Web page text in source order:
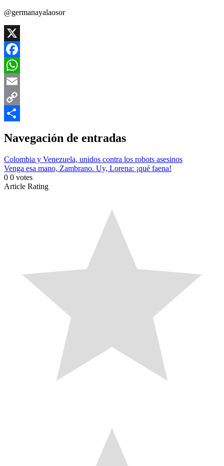
@germanayalaosor
X
Facebook
WhatsApp
Email
Copy
Navegación de entradas
Colombia y Venezuela, unidos contra los robots asesinos
Venga esa mano, Zambrano. Uy, Lorena: ¡qué faena!
0 0 votes
Article Rating